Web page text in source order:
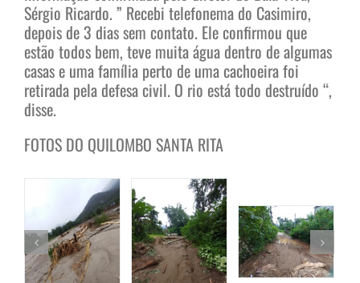
Sérgio Ricardo. ” Recebi telefonema do Casimiro,
depois de 3 dias sem contato. Ele confirmou que
estão todos bem, teve muita água dentro de algumas
casas e uma família perto de uma cachoeira foi
retirada pela defesa civil. O rio está todo destruído “,
disse.
FOTOS DO QUILOMBO SANTA RITA